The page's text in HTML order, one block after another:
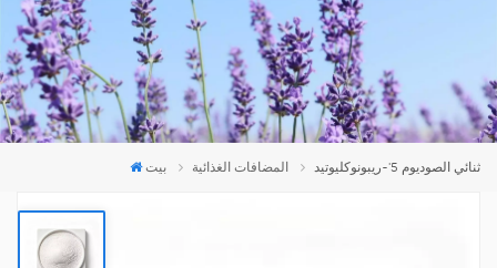
بيت المضافات الغذائية ثنائي الصوديوم 5'-ريبونوكليوتيد